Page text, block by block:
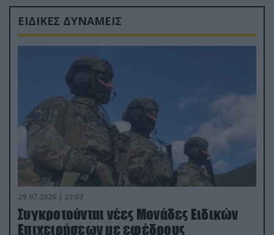
ΕΙΔΙΚΕΣ ΔΥΝΑΜΕΙΣ
29.07.2026 | 22:02
Συγκροτούνται νέες Μονάδες Ειδικών
Επιχειρήσεων με εφέδρους